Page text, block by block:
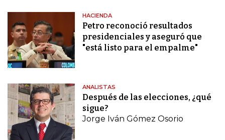
HACIENDA
Petro reconoció resultados
presidenciales y aseguró que
"está listo para el empalme"
ANALISTAS
Después de las elecciones, ¿qué
sigue?
Jorge Iván Gómez Osorio